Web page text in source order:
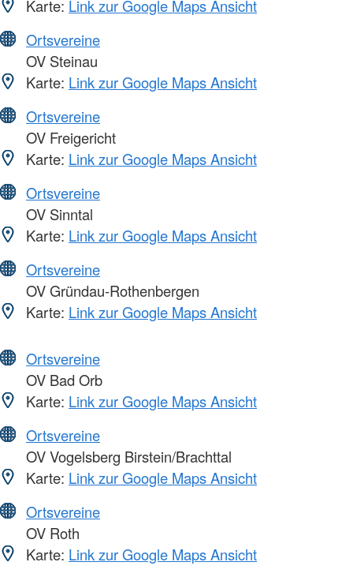
Karte: Link zur Google Maps Ansicht
Ortsvereine
OV Steinau
Karte: Link zur Google Maps Ansicht
Ortsvereine
OV Freigericht
Karte: Link zur Google Maps Ansicht
Ortsvereine
OV Sinntal
Karte: Link zur Google Maps Ansicht
Ortsvereine
OV Gründau-Rothenbergen
Karte: Link zur Google Maps Ansicht
Ortsvereine
OV Bad Orb
Karte: Link zur Google Maps Ansicht
Ortsvereine
OV Vogelsberg Birstein/Brachttal
Karte: Link zur Google Maps Ansicht
Ortsvereine
OV Roth
Karte: Link zur Google Maps Ansicht